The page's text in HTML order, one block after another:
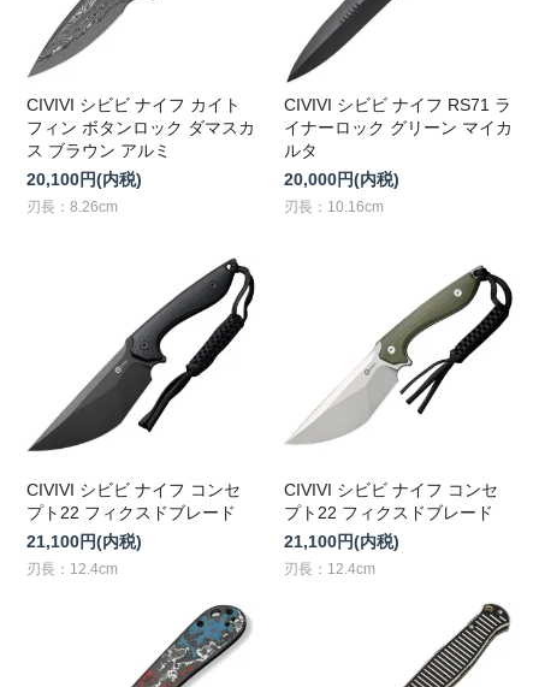
CIVIVI シビビ ナイフ カイト
フィン ボタンロック ダマスカ
ス ブラウン アルミ
20,100円(内税)
刃長：8.26cm
CIVIVI シビビ ナイフ RS71 ラ
イナーロック グリーン マイカ
ルタ
20,000円(内税)
刃長：10.16cm
CIVIVI シビビ ナイフ コンセ
プト22 フィクスドブレード
21,100円(内税)
刃長：12.4cm
CIVIVI シビビ ナイフ コンセ
プト22 フィクスドブレード
21,100円(内税)
刃長：12.4cm